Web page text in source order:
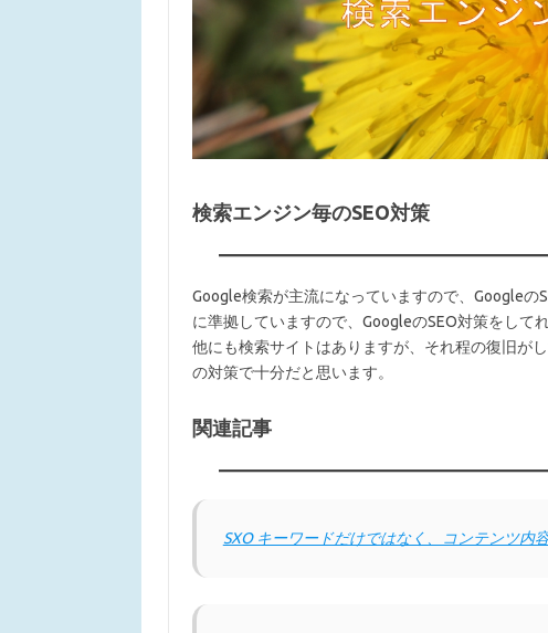
検索エンジン毎のSEO対策
Google検索が主流になっていますので、Google
に準拠していますので、GoogleのSEO対策をして
他にも検索サイトはありますが、それ程の復旧が
の対策で十分だと思います。
関連記事
SXO キーワードだけではなく、コンテンツ内